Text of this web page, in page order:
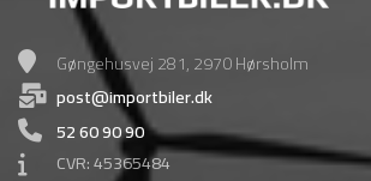
Gøngehusvej 281, 2970 Hørsholm
post@importbiler.dk
52 60 90 90
CVR: 45365484